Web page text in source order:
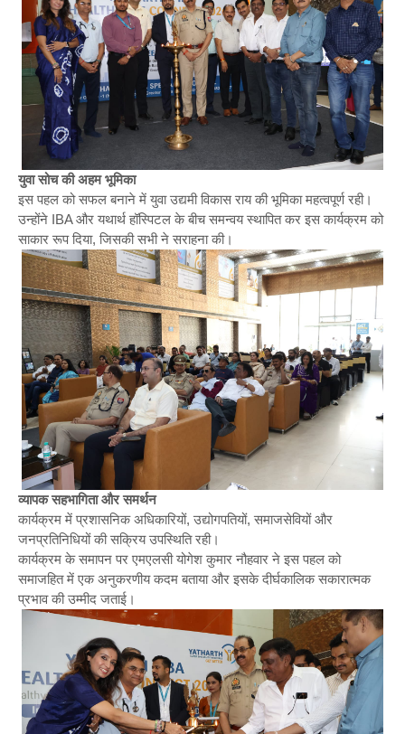
युवा सोच की अहम भूमिका
इस पहल को सफल बनाने में युवा उद्यमी विकास राय की भूमिका महत्वपूर्ण रही।
उन्होंने IBA और यथार्थ हॉस्पिटल के बीच समन्वय स्थापित कर इस कार्यक्रम को
साकार रूप दिया, जिसकी सभी ने सराहना की।
व्यापक सहभागिता और समर्थन
कार्यक्रम में प्रशासनिक अधिकारियों, उद्योगपतियों, समाजसेवियों और
जनप्रतिनिधियों की सक्रिय उपस्थिति रही।
कार्यक्रम के समापन पर एमएलसी योगेश कुमार नौहवार ने इस पहल को
समाजहित में एक अनुकरणीय कदम बताया और इसके दीर्घकालिक सकारात्मक
प्रभाव की उम्मीद जताई।